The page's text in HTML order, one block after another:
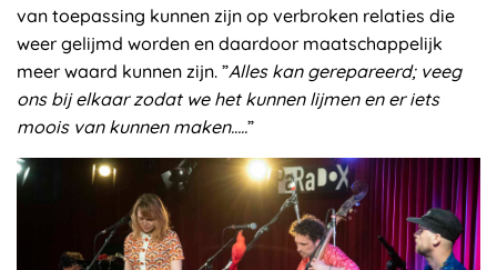
van toepassing kunnen zijn op verbroken relaties die
weer gelijmd worden en daardoor maatschappelijk
meer waard kunnen zijn. ”Alles kan gerepareerd; veeg
ons bij elkaar zodat we het kunnen lijmen en er iets
moois van kunnen maken…..”